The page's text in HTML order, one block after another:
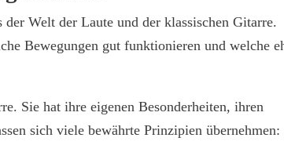
Welt der Laute und der klassischen Gitarre.
Bewegungen gut funktionieren und welche
Sie hat ihre eigenen Besonderheiten, ihren
sich viele bewährte Prinzipien übernehmen: